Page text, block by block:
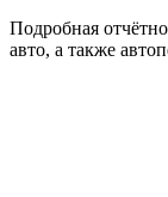
Подробная
авто, а также